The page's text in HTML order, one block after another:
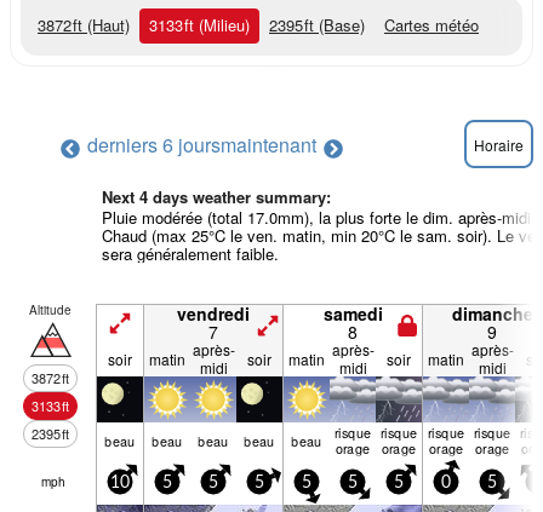
3872ft (Haut) 3133ft (Milieu) 2395ft (Base) Cartes météo
derniers 6 joursmaintenant Horaire
Next 4 days weather summary:
Pluie modérée (total 17.0mm), la plus forte le dim. après-midi.
Chaud (max 25°C le ven. matin, min 20°C le sam. soir). Le
sera généralement faible.
Altitude
3872ft
3133ft
2395ft
vendredi
7
samedi
8
dimanche
9
soir matin après-
midi
soir matin après-
midi
soir matin après-
midi
beau beau beau beau beau risque
orage
risque
orage
risque
orage
risque
orage
mph 10 5 5 5 5 5 5 0 5